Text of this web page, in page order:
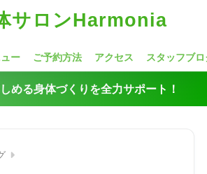
サロンHarmonia
ー ご予約方法 アクセス スタッフブロ
める身体づくりを全力サポート！